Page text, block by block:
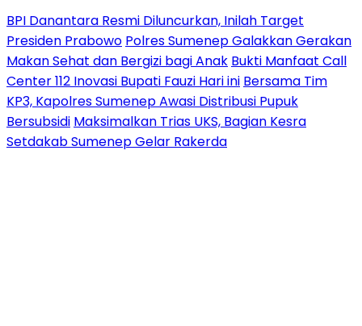
BPI Danantara Resmi Diluncurkan, Inilah Target
Presiden Prabowo Polres Sumenep Galakkan Gerakan
Makan Sehat dan Bergizi bagi Anak Bukti Manfaat Call
Center 112 Inovasi Bupati Fauzi Hari ini Bersama Tim
KP3, Kapolres Sumenep Awasi Distribusi Pupuk
Bersubsidi Maksimalkan Trias UKS, Bagian Kesra
Setdakab Sumenep Gelar Rakerda